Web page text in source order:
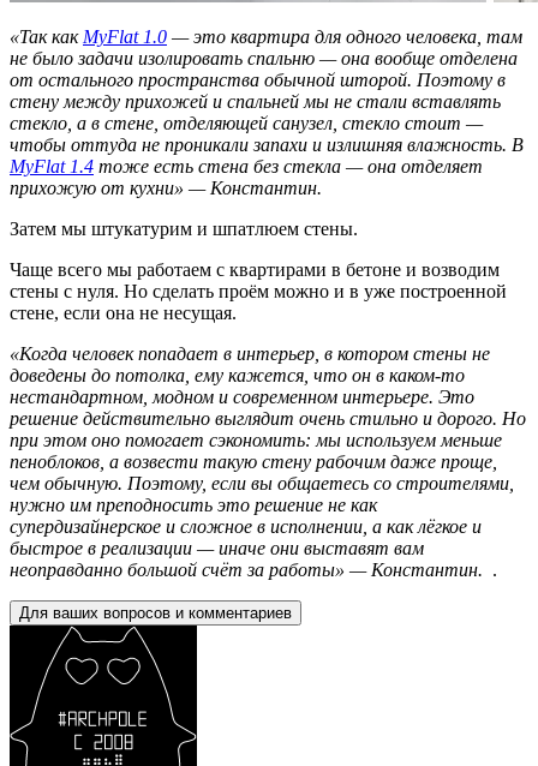
«Так как MyFlat 1.0 — это квартира для одного человека, там
не было задачи изолировать спальню — она вообще отделена
от остального пространства обычной шторой. Поэтому в
стену между прихожей и спальней мы не стали вставлять
стекло, а в стене, отделяющей санузел, стекло стоит —
чтобы оттуда не проникали запахи и излишняя влажность. В
MyFlat 1.4 тоже есть стена без стекла — она отделяет
прихожую от кухни» — Константин.
Затем мы штукатурим и шпатлюем стены.
Чаще всего мы работаем с квартирами в бетоне и возводим
стены с нуля. Но сделать проём можно и в уже построенной
стене, если она не несущая.
«Когда человек попадает в интерьер, в котором стены не
доведены до потолка, ему кажется, что он в каком-то
нестандартном, модном и современном интерьере. Это
решение действительно выглядит очень стильно и дорого. Но
при этом оно помогает сэкономить: мы используем меньше
пеноблоков, а возвести такую стену рабочим даже проще,
чем обычную. Поэтому, если вы общаетесь со строителями,
нужно им преподносить это решение не как
супердизайнерское и сложное в исполнении, а как лёгкое и
быстрое в реализации — иначе они выставят вам
неоправданно большой счёт за работы» — Константин. .
Для ваших вопросов и комментариев